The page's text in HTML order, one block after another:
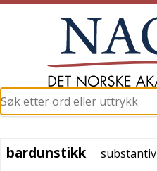
bardunstikk
bardunstikk substantiv